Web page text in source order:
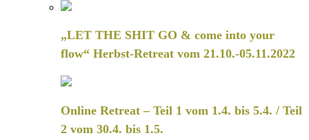
„LET THE SHIT GO & come into your
flow“ Herbst-Retreat vom 21.10.-05.11.2022
Online Retreat – Teil 1 vom 1.4. bis 5.4. / Teil
2 vom 30.4. bis 1.5.